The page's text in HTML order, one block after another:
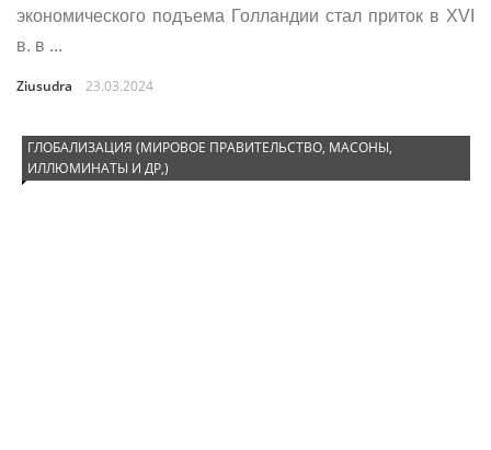
экономического подъема Голландии стал приток в XVI
в. в ...
Ziusudra 23.03.2024
ГЛОБАЛИЗАЦИЯ (МИРОВОЕ ПРАВИТЕЛЬСТВО, МАСОНЫ,
ИЛЛЮМИНАТЫ И ДР,)